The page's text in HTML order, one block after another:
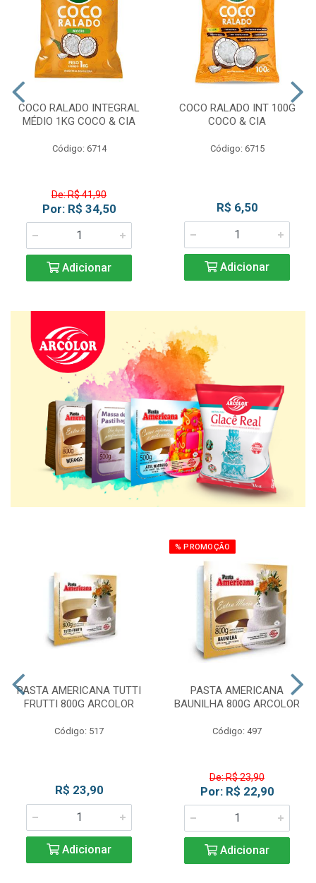
COCO RALADO INTEGRAL
MÉDIO 1KG COCO & CIA
Código: 6714
De: R$ 41,90
Por: R$ 34,50
Adicionar
COCO RALADO INT 100G
COCO & CIA
Código: 6715
R$ 6,50
Adicionar
PASTA AMERICANA TUTTI
FRUTTI 800G ARCOLOR
Código: 517
R$ 23,90
Adicionar
% PROMOÇÃO
PASTA AMERICANA
BAUNILHA 800G ARCOLOR
Código: 497
De: R$ 23,90
Por: R$ 22,90
Adicionar